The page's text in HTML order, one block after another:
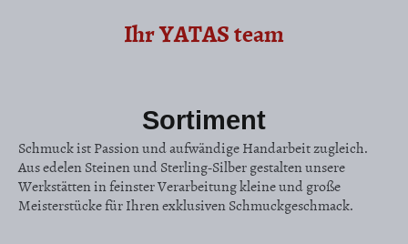
Ihr YATAS team
Sortiment
Schmuck ist Passion und aufwändige Handarbeit zugleich.
Aus edelen Steinen und Sterling-Silber gestalten unsere
Werkstätten in feinster Verarbeitung kleine und große
Meisterstücke für Ihren exklusiven Schmuckgeschmack.